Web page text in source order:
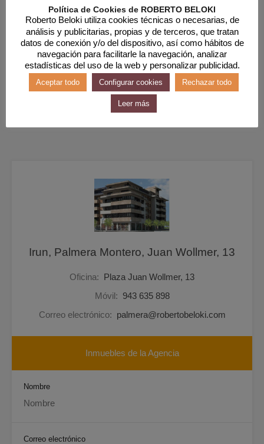
Irun, Palmera Montero, Juan Wollmer, 13
Oficina: Plaza Juan Wollmer, 13
Móvil: 943 635 898
Correo electrónico: palmera@robertobeloki.com
Inmuebles de la Agencia
Nombre
Correo electrónico
Política de Cookies de ROBERTO BELOKI
Roberto Beloki utiliza cookies técnicas o necesarias, de
análisis y publicitarias, propias y de terceros, que tratan
datos de conexión y/o del dispositivo, así como hábitos de
navegación para facilitarle la navegación, analizar
estadísticas del uso de la web y personalizar publicidad.
Aceptar todo Configurar cookies Rechazar todo
Leer más